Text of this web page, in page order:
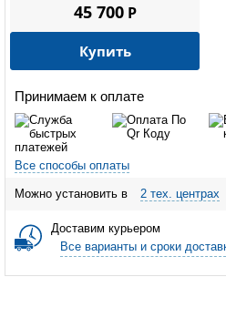
Принимаем к оплате
Все способы оплаты
Можно установить в 2 тех. центрах
Доставим курьером
Все варианты и сроки
45 700P
Купить